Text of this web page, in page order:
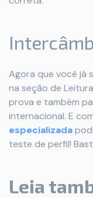
Agora que você já
na seção de
prova e também
internacional. E
especializada
teste de perfil!
Leia